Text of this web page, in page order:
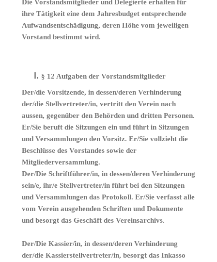
Die Vorstandsmitglieder und Delegierte erhalten für
ihre Tätigkeit eine dem Jahresbudget entsprechende
Aufwandsentschädigung, deren Höhe vom jeweiligen
Vorstand bestimmt wird.
§ 12 Aufgaben der Vorstandsmitglieder
Der/die Vorsitzende, in dessen/deren Verhinderung
der/die Stellvertreter/in, vertritt den Verein nach
aussen, gegenüber den Behörden und dritten Personen.
Er/Sie beruft die Sitzungen ein und führt in Sitzungen
und Versammlungen den Vorsitz. Er/Sie vollzieht die
Beschlüsse des Vorstandes sowie der
Mitgliederversammlung.
Der/Die Schriftführer/in, in dessen/deren Verhinderung
sein/e, ihr/e Stellvertreter/in führt bei den Sitzungen
und Versammlungen das Protokoll. Er/Sie verfasst alle
vom Verein ausgehenden Schriften und Dokumente
und besorgt das Geschäft des Vereinsarchivs.
Der/Die Kassier/in, in dessen/deren Verhinderung
der/die Kassierstellvertreter/in, besorgt das Inkasso